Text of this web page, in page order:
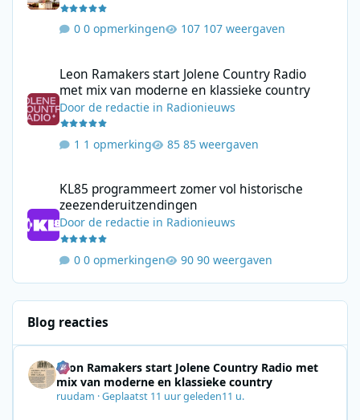
0 opmerkingen 107 weergaven
Leon Ramakers start Jolene Country Radio
met mix van moderne en klassieke country
Doorde redactie in Radionieuws
1 opmerking 85 weergaven
KL85 programmeert zomer vol historische
zeezenderuitzendingen
Doorde redactie in Radionieuws
0 opmerkingen 90 weergaven
Blog reacties
Leon Ramakers start Jolene Country Radio met
mix van moderne en klassieke country
ruudam ·Geplaatst 11 uur geleden11 u.